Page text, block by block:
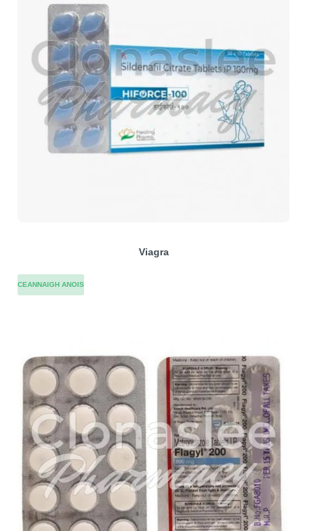
Viagra
CEANNAIGH ANOIS